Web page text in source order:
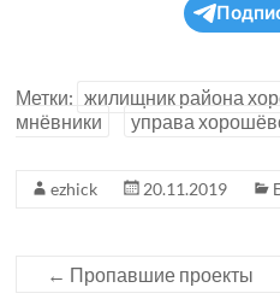
Метки: жилищник района
мнёвники
управа
ezhick 20.11.2019
← Пропавшие проекты